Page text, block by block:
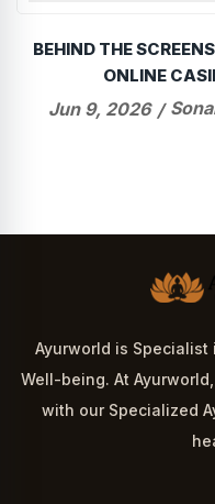
BEHIND THE
ONLINE
Jun 9, 2026
Ayurworld is Specialist
Well-being. At
with our Specialized